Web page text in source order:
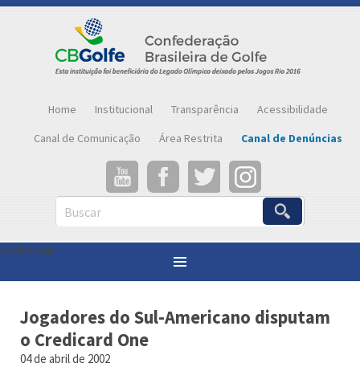
Home Institucional Transparência
Acessibilidade
Canal de Comunicação
Área Restrita Canal de Denúncias
Buscar
Abrir menu
Você está aqui: Notícias
Jogadores do Sul-Americano disputam o Credicard One
Jogadores do Sul-Americano disputam
o Credicard One
04 de abril de 2002